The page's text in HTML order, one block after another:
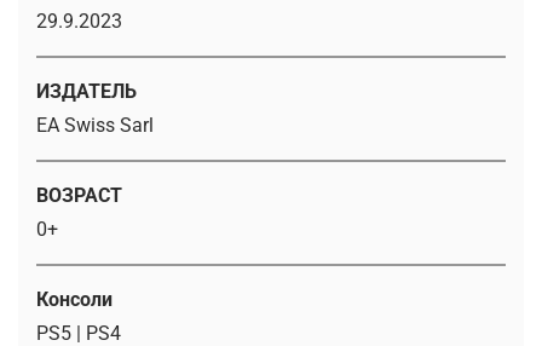
29.9.2023
ИЗДАТЕЛЬ
EA Swiss Sarl
ВОЗРАСТ
0+
Консоли
PS5 | PS4